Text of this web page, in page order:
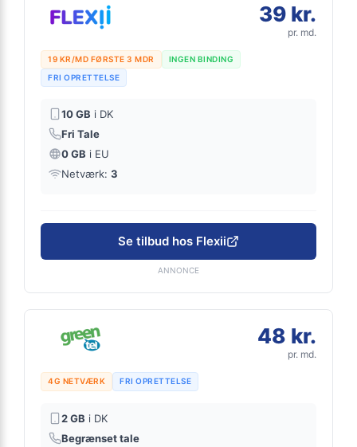
39 kr.
pr. md.
19 KR/MD FØRSTE 3 MDR
INGEN BINDING
FRI OPRETTELSE
10 GB i DK
Fri Tale
0 GB i EU
Netværk: 3
Se tilbud hos Flexii
ANNONCE
48 kr.
pr. md.
4G NETVÆRK FRI OPRETTELSE
2 GB i DK
Begrænset tale